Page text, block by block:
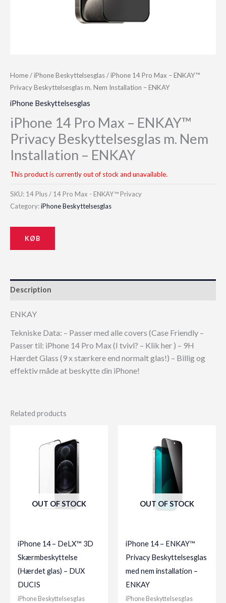
Home/iPhone Beskyttelsesglas/ iPhone 14 Pro Max – ENKAY™
Privacy Beskyttelsesglas m. Nem Installation – ENKAY
iPhone Beskyttelsesglas
iPhone 14 Pro Max – ENKAY™
Privacy Beskyttelsesglas m. Nem
Installation – ENKAY
This product is currently out of stock and unavailable.
SKU: 14 Plus / 14 Pro Max - ENKAY™ Privacy
Category:iPhone Beskyttelsesglas
KØB
Description
ENKAY
Tekniske Data: – Passer med alle covers (Case Friendly –
Passer til: iPhone 14 Pro Max (I tvivl? – Klik her ) – 9H
Hærdet Glass (9 x stærkere end normalt glas!) – Billig og
effektiv måde at beskytte din iPhone!
Related products
OUT OF STOCK
iPhone 14 – DeLX™ 3D
Skærmbeskyttelse
(Hærdet glas) – DUX
DUCIS
iPhone Beskyttelsesglas
OUT OF STOCK
iPhone 14 – ENKAY™
Privacy Beskyttelsesglas
med nem installation –
ENKAY
iPhone Beskyttelsesglas